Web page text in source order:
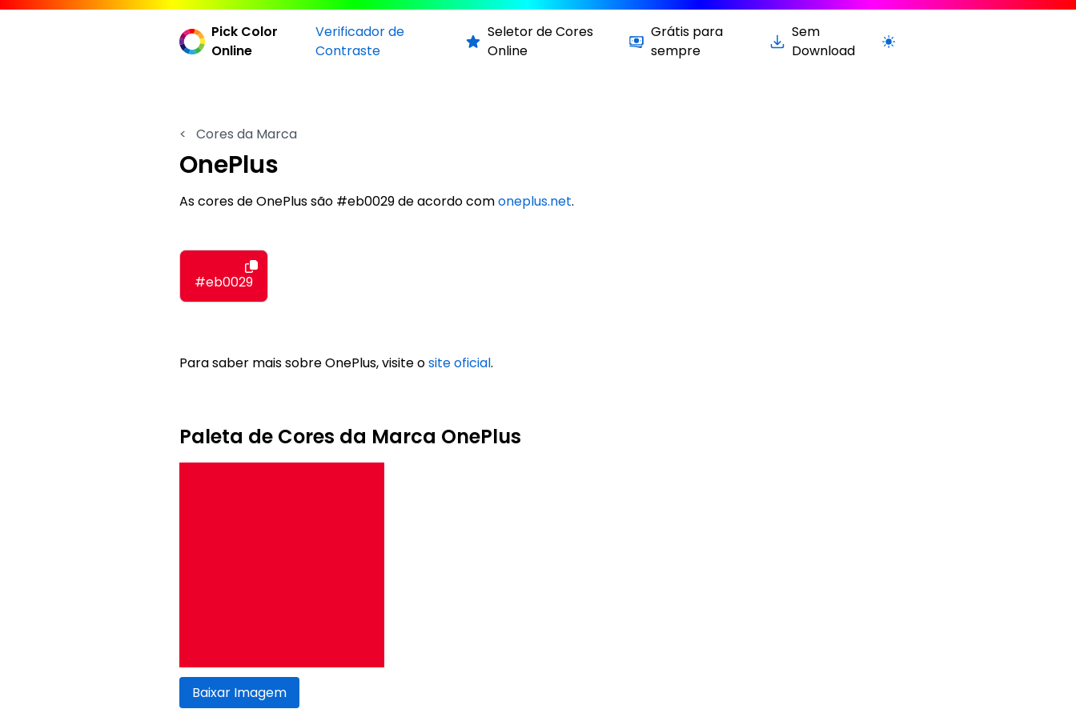
Pick Color
Online
Verificador de
Contraste
Seletor de Cores
Online
Grátis para
sempre
Sem
Download
Alternar para versão clara / escura
< Cores da Marca
OnePlus
As cores de OnePlus são #eb0029 de acordo comoneplus.net.
#eb0029
Para saber mais sobre OnePlus, visite osite oficial.
Paleta de Cores da Marca OnePlus
Baixar Imagem